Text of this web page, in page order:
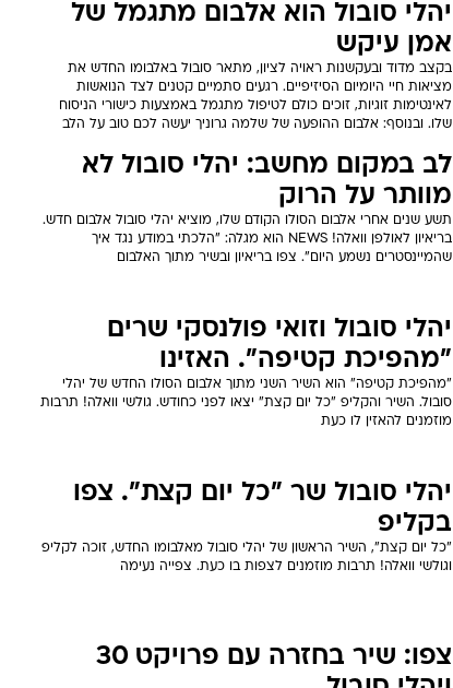
יהלי סובול הוא אלבום מתגמל של
אמן עיקש
בקצב מדוד ובעקשנות ראויה לציון, מתאר סובול באלבומו החדש את
מציאות חיי היומיום הסיזיפיים. רגעים סתמיים קטנים לצד הנואשות
לאינטימות זוגיות, זוכים כולם לטיפול מתגמל באמצעות כישורי הניסוח
שלו. ובנוסף: אלבום ההופעה של שלמה גרוניך יעשה לכם טוב על הלב
לב במקום מחשב: יהלי סובול לא
מוותר על הרוק
תשע שנים אחרי אלבום הסולו הקודם שלו, מוציא יהלי סובול אלבום חדש.
בריאיון לאולפן וואלה! NEWS הוא מגלה: "הלכתי במודע נגד איך
שהמיינסטרים נשמע היום". צפו בריאיון ובשיר מתוך האלבום
יהלי סובול וזואי פולנסקי שרים
"מהפיכת קטיפה". האזינו
"מהפיכת קטיפה" הוא השיר השני מתוך אלבום הסולו החדש של יהלי
סובול. השיר והקליפ "כל יום קצת" יצאו לפני כחודש. גולשי וואלה! תרבות
מוזמנים להאזין לו כעת
יהלי סובול שר "כל יום קצת". צפו
בקליפ
"כל יום קצת", השיר הראשון של יהלי סובול מאלבומו החדש, זוכה לקליפ
וגולשי וואלה! תרבות מוזמנים לצפות בו כעת. צפייה נעימה
צפו: שיר בחזרה עם פרויקט 30